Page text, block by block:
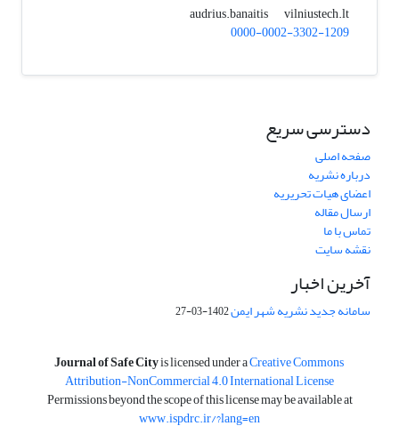
audrius.banaitis
vilniustech.lt
0000-0002-3302-1209
دسترسی سریع
صفحه اصلی
درباره نشریه
اعضای هیات تحریریه
ارسال مقاله
تماس با ما
نقشه سایت
آخرین اخبار
سامانه جدید نشریه شهر ایمن1402-03-27
Journal of Safe City
is licensed under aCreative Commons
Attribution-NonCommercial 4.0 International License
Permissions beyond the scope of this license may be available at
www.ispdrc.ir/?lang=en